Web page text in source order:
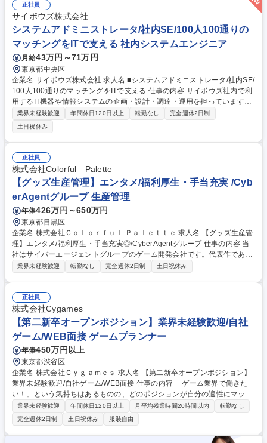
通じサービス品質向上を担います。 【具体的には】■BPO先との定期連
携・情報同期 ■業務マニュアル・対応フロー共有・更新 ■対応品質モニタ
リング・SLA/KPI管理 ■トレーニング実施・フィードバック 【仕事の魅
力】急成長組織でCSの仕組み化に挑戦でき、ユーザーの熱量を直に感じ
ながら体験価値向上に貢献できます。 募集職種 【カスタマーサポート/BP
O管理】オンライントレカ/エンタメ/急成長中★
正社員
サイボウズ株式会社
システムアドミニストレータ/社内SE/100人100通りの
マッチングをITで支える 社内システムエンジニア
月給43万円～71万円
東京都中央区
企業名 サイボウズ株式会社 求人名 ■システムアドミニストレータ/社内SE/
100人100通りのマッチングをITで支える 仕事の内容 サイボウズ社内で利
用するIT機器や情報システムの企画・設計・調達・運用を担っています。
情報システムの設計、構築、運用保守及びセキュリティ対策等の導入提案
や展開等のサービスを提供しています。 【業務内容】■サイボウズの働き
方を支えるITシステムの設計/構築/運用保守■社内用IaaS/SaaS/Idpの設計/
構築/運用保守■社内用オンプレミスサーバーの設計・運用保守■拠点の構
築・増床に伴うIT設備の設計、構築、運用保守 ※当社の企業理念を実現す
るための社内環境づくり、つまり「チームワークあふれる“会社”を創る」
ために「いつでも、どこでも、誰とでも、最高の仕事ができるITを提供す
る」をミッションとしています 募集職種 ■システムアドミニストレータ/
社内SE/100人100通りのマッチングをITで支える
業界未経験歓迎 年間休日120日以上 転勤なし
完全週休2日制
土日祝休み
正社員
株式会社Colorful Palette
【グッズ生産管理】エンタメ/福利厚生・手当充実 /Cyb
erAgentグループ 生産管理
年俸426万円～650万円
東京都目黒区
企業名 株式会社Ｃｏｌｏｒｆｕｌ Ｐａｌｅｔｔｅ 求人名 【グッズ生産管
理】エンタメ/福利厚生・手当充実◎/CyberAgentグループ 仕事の内容 当
社はサイバーエージェントグループのゲーム開発会社です。代表作である
『プロジェクトセカイ カラフルステージ！ feat. 初音ミク』の開発・運営
含め一貫して携わっていただきます。 【具体的には】■グッズの見積も
り・入稿・納品までの一連の業務 ■サプライヤーハンドリングやコスト・
納期の交渉 ■発注書・請求書の対応や商品企画・製造ライン調整 募集職種
【グッズ生産管理】エンタメ/福利厚生・手当充実◎/CyberAgentグループ
業界未経験歓迎 転勤なし 完全週休2日制 土日祝休み
正社員
株式会社Cygames
【第二新卒オープンポジション】業界未経験歓迎/自社
ゲーム/WEB面接 ゲームプランナー
年俸450万円以上
東京都渋谷区
企業名 株式会社Ｃｙｇａｍｅｓ 求人名 【第二新卒オープンポジション】
業界未経験歓迎/自社ゲーム/WEB面接 仕事の内容 「ゲーム業界で働きた
い！」という気持ちはあるものの、どのポジションが自分の適性にマッチ
しているか悩んでいる方が対象となります！ 総合職（プランナー/データ
アナリストなど）、技術職（開発エンジニ ア/インフラエンジニアな
ど）、デザイン職（デザイナー/イラストレ ーターなど）等から、面接で
ご希望と適正にマッチしたポジションをご案内いたします。ゲームやエン
業界未経験歓迎 年間休日120日以上 月平均残業時間20時間以内
転勤なし
完全週休2日制
土日祝休み 服装自由